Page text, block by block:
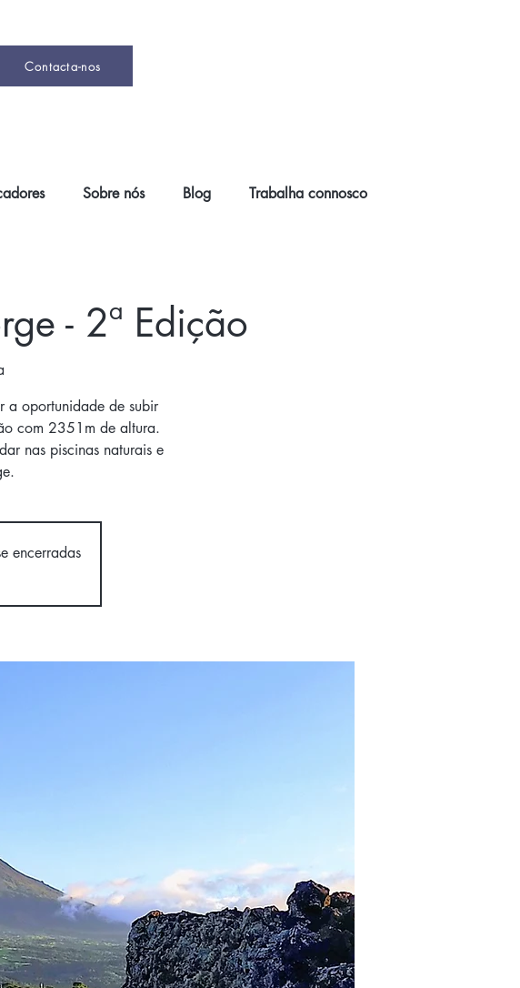
Sobre nós Blog Trabalha connosco
Contacta-nos
- 2ª Edição
a oportunidade de subir
com 2351m de altura.
nas piscinas naturais e
encerradas